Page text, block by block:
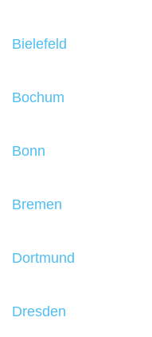
Bielefeld
Bochum
Bonn
Bremen
Dortmund
Dresden